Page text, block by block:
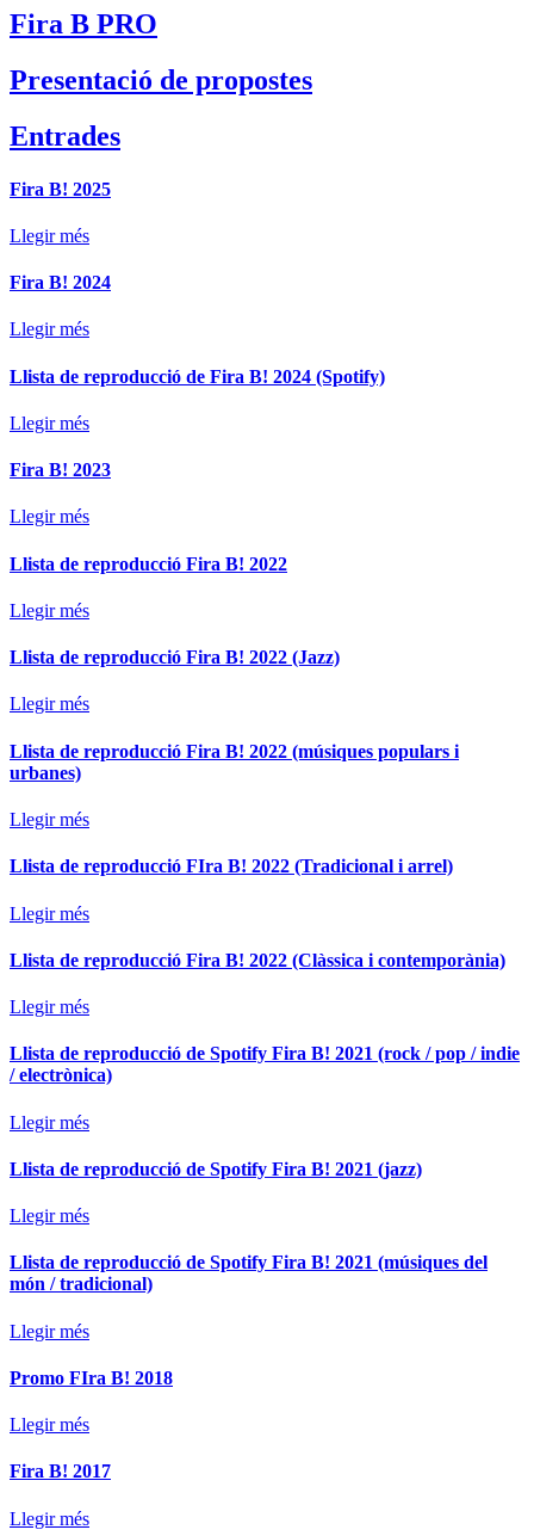
Fira B PRO
Presentació de propostes
Entrades
Fira B! 2025
Llegir més
Fira B! 2024
Llegir més
Llista de reproducció de Fira B! 2024 (Spotify)
Llegir més
Fira B! 2023
Llegir més
Llista de reproducció Fira B! 2022
Llegir més
Llista de reproducció Fira B! 2022 (Jazz)
Llegir més
Llista de reproducció Fira B! 2022 (músiques populars i
urbanes)
Llegir més
Llista de reproducció FIra B! 2022 (Tradicional i arrel)
Llegir més
Llista de reproducció Fira B! 2022 (Clàssica i contemporània)
Llegir més
Llista de reproducció de Spotify Fira B! 2021 (rock / pop / indie
/ electrònica)
Llegir més
Llista de reproducció de Spotify Fira B! 2021 (jazz)
Llegir més
Llista de reproducció de Spotify Fira B! 2021 (músiques del
món / tradicional)
Llegir més
Promo FIra B! 2018
Llegir més
Fira B! 2017
Llegir més